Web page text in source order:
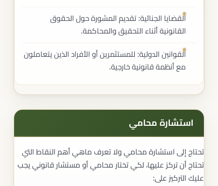
القضايا الجنائية: تقديم المشورة حول الحقوق
القانونية أثناء التحقيق والمحاكمة.
القوانين الدولية: للمستثمرين أو الأفراد الذين يتعاملون
مع أنظمة قانونية خارجية.
استشارة محامي
تحتاج إلى استشارة محامي ولا تعرف ماهي أهم النقاط التي
تحتاج أن تركز عليها، لكي تختار محامي أو مستشار قانوني يجب
عليك التركيز على: